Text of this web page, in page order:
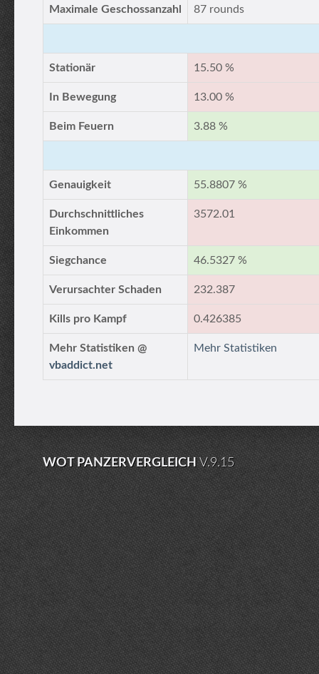
Maximale Geschossanzahl 87 rounds
Stationär 15.50 %
In Bewegung 13.00 %
Beim Feuern 3.88 %
Genauigkeit 55.8807 %
Durchschnittliches
Einkommen
3572.01
Siegchance 46.5327 %
Verursachter Schaden 232.387
Kills pro Kampf 0.426385
Mehr Statistiken @
vbaddict.net
Mehr Statistiken
WOT PANZERVERGLEICHV.9.15